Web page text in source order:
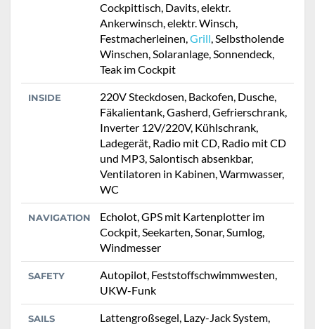
Cockpittisch, Davits, elektr.
Ankerwinsch, elektr. Winsch,
Festmacherleinen, Grill , Selbstholende
Winschen, Solaranlage, Sonnendeck,
Teak im Cockpit
INSIDE
220V Steckdosen, Backofen, Dusche,
Fäkalientank, Gasherd, Gefrierschrank,
Inverter 12V/220V, Kühlschrank,
Ladegerät, Radio mit CD, Radio mit CD
und MP3, Salontisch absenkbar,
Ventilatoren in Kabinen, Warmwasser,
WC
NAVIGATION
Echolot, GPS mit Kartenplotter im
Cockpit, Seekarten, Sonar, Sumlog,
Windmesser
SAFETY
Autopilot, Feststoffschwimmwesten,
UKW-Funk
SAILS
Lattengroßsegel, Lazy-Jack System,